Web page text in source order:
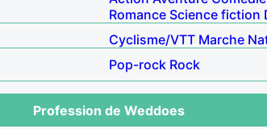
Romance Science fiction
Cyclisme/VTT Marche
Pop-rock Rock
Profession de Weddoes